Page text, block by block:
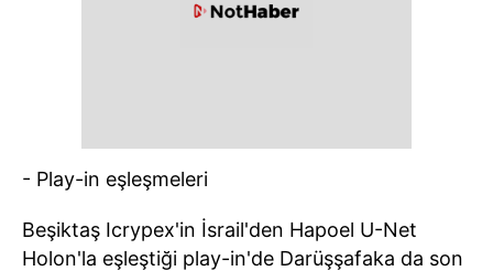
- Play-in eşleşmeleri
Beşiktaş Icrypex'in İsrail'den Hapoel U-Net
Holon'la eşleştiği play-in'de Darüşşafaka da son